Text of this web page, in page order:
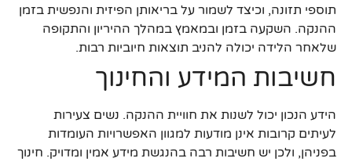
תוספי תזונה, וכיצד לשמור על בריאותן הפיזית והנפשית בזמן
ההנקה. השקעה בזמן ובמאמץ במהלך ההיריון והתקופה
שלאחר הלידה יכולה להניב תוצאות חיוביות רבות.
חשיבות המידע והחינוך
הידע הנכון יכול לשנות את חוויית ההנקה. נשים צעירות
לעיתים קרובות אינן מודעות למגוון האפשרויות העומדות
בפניהן, ולכן יש חשיבות רבה בהנגשת מידע אמין ומדויק. חינוך